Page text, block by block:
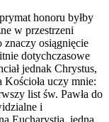
honoru byłby
w przestrzeni
osiągnięcie
dotychczasowe
jednak Chrystus,
Kościoła uczy mnie:
list św. Pawła do
i
Eucharystia, jedna